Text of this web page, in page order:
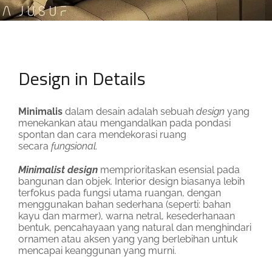
Design in Details
Minimalis dalam desain adalah sebuah design yang
menekankan atau mengandalkan pada pondasi
spontan dan cara mendekorasi ruang
secara fungsional.
Minimalist design memprioritaskan esensial pada
bangunan dan objek. Interior design biasanya lebih
terfokus pada fungsi utama ruangan, dengan
menggunakan bahan sederhana (seperti: bahan
kayu dan marmer), warna netral, kesederhanaan
bentuk, pencahayaan yang natural dan menghindari
ornamen atau aksen yang yang berlebihan untuk
mencapai keanggunan yang murni.